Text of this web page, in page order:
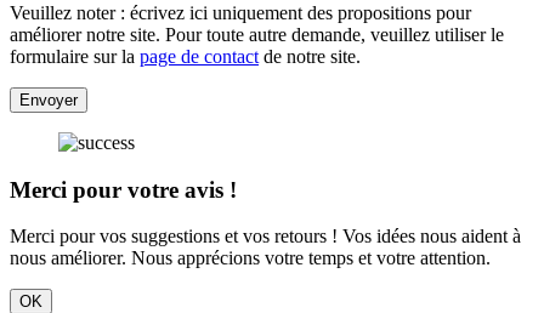
Veuillez noter : écrivez ici uniquement des propositions pour
améliorer notre site. Pour toute autre demande, veuillez utiliser le
formulaire sur la page de contact de notre site.
Envoyer
Merci pour votre avis !
Merci pour vos suggestions et vos retours ! Vos idées nous aident à
nous améliorer. Nous apprécions votre temps et votre attention.
OK